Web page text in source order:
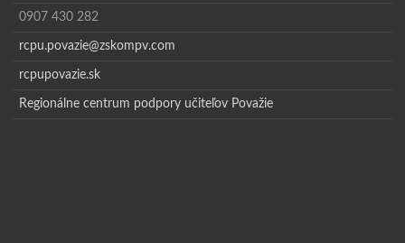
0907 430 282
rcpu.povazie@zskompv.com
rcpupovazie.sk
Regionálne centrum podpory učiteľov Považie